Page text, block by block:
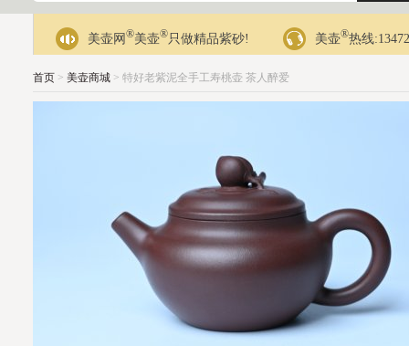
美壶网®美壶®只做精品紫砂! 美壶®热线
首页 > 美壶商城 > 特好老紫泥全手工寿桃壶 茶人醉爱